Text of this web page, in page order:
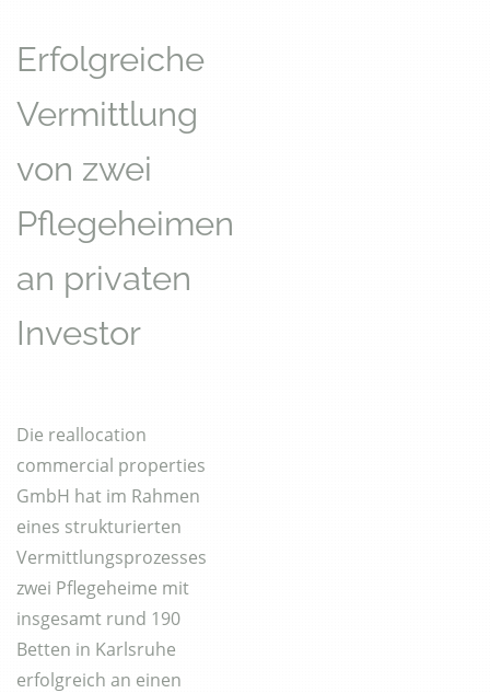
Erfolgreiche
Vermittlung
von zwei
Pflegeheimen
an privaten
Investor
Die reallocation
commercial properties
GmbH hat im Rahmen
eines strukturierten
Vermittlungsprozesses
zwei Pflegeheime mit
insgesamt rund 190
Betten in Karlsruhe
erfolgreich an einen